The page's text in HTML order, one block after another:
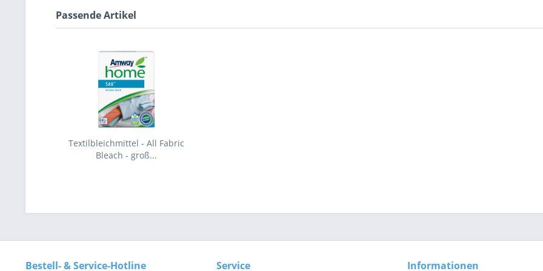
Passende Artikel
Textilbleichmittel - All Fabric
Bleach - groß...
Bestell- & Service-Hotline Service Informationen